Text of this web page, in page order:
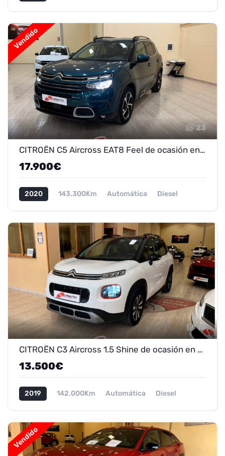
Vendido
23
CITROËN C5 Aircross EAT8 Feel de ocasión en Marmolejo - ¡Oferta 15.900 €!
17.900€
2020 143.300Km Automática Diesel
18
CITROËN C3 Aircross 1.5 Shine de ocasión en Marmolejo - ¡Oferta 13.500 €!
13.500€
2019 142.000Km Automática Diesel
Vendido